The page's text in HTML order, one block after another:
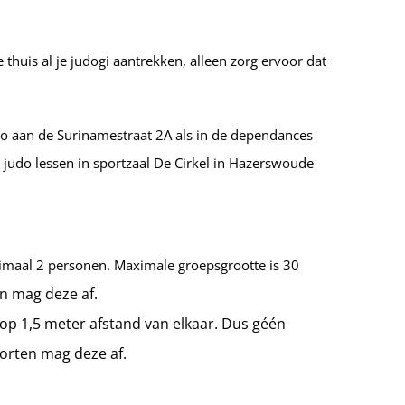
thuis al je judogi aantrekken, alleen zorg ervoor dat
de Surinamestraat 2A als in de dependances
lessen in sportzaal De Cirkel in Hazerswoude
2 personen. Maximale groepsgrootte is 30
mag deze af.
1,5 meter afstand van elkaar. Dus géén
mag deze af.